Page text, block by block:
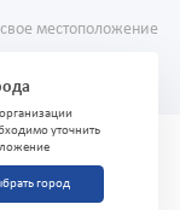
местоположение
уточнить
город